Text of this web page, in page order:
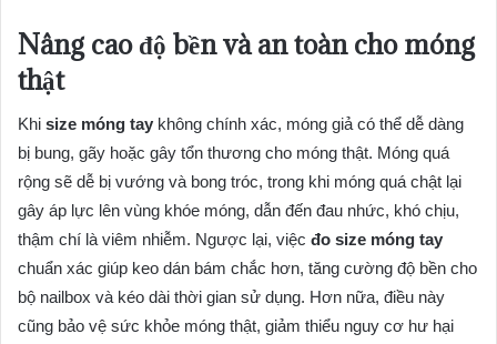
Nâng cao độ bền và an toàn cho móng
thật
Khi size móng tay không chính xác, móng giả có thể dễ dàng
bị bung, gãy hoặc gây tổn thương cho móng thật. Móng quá
rộng sẽ dễ bị vướng và bong tróc, trong khi móng quá chật lại
gây áp lực lên vùng khóe móng, dẫn đến đau nhức, khó chịu,
thậm chí là viêm nhiễm. Ngược lại, việc đo size móng tay
chuẩn xác giúp keo dán bám chắc hơn, tăng cường độ bền cho
bộ nailbox và kéo dài thời gian sử dụng. Hơn nữa, điều này
cũng bảo vệ sức khỏe móng thật, giảm thiểu nguy cơ hư hại